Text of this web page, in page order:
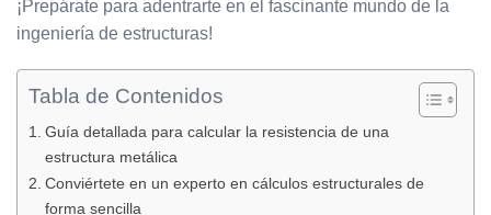
¡Prepárate para adentrarte en el fascinante mundo de la
ingeniería de estructuras!
Tabla de Contenidos
Guía detallada para calcular la resistencia de una
estructura metálica
Conviértete en un experto en cálculos estructurales de
forma sencilla